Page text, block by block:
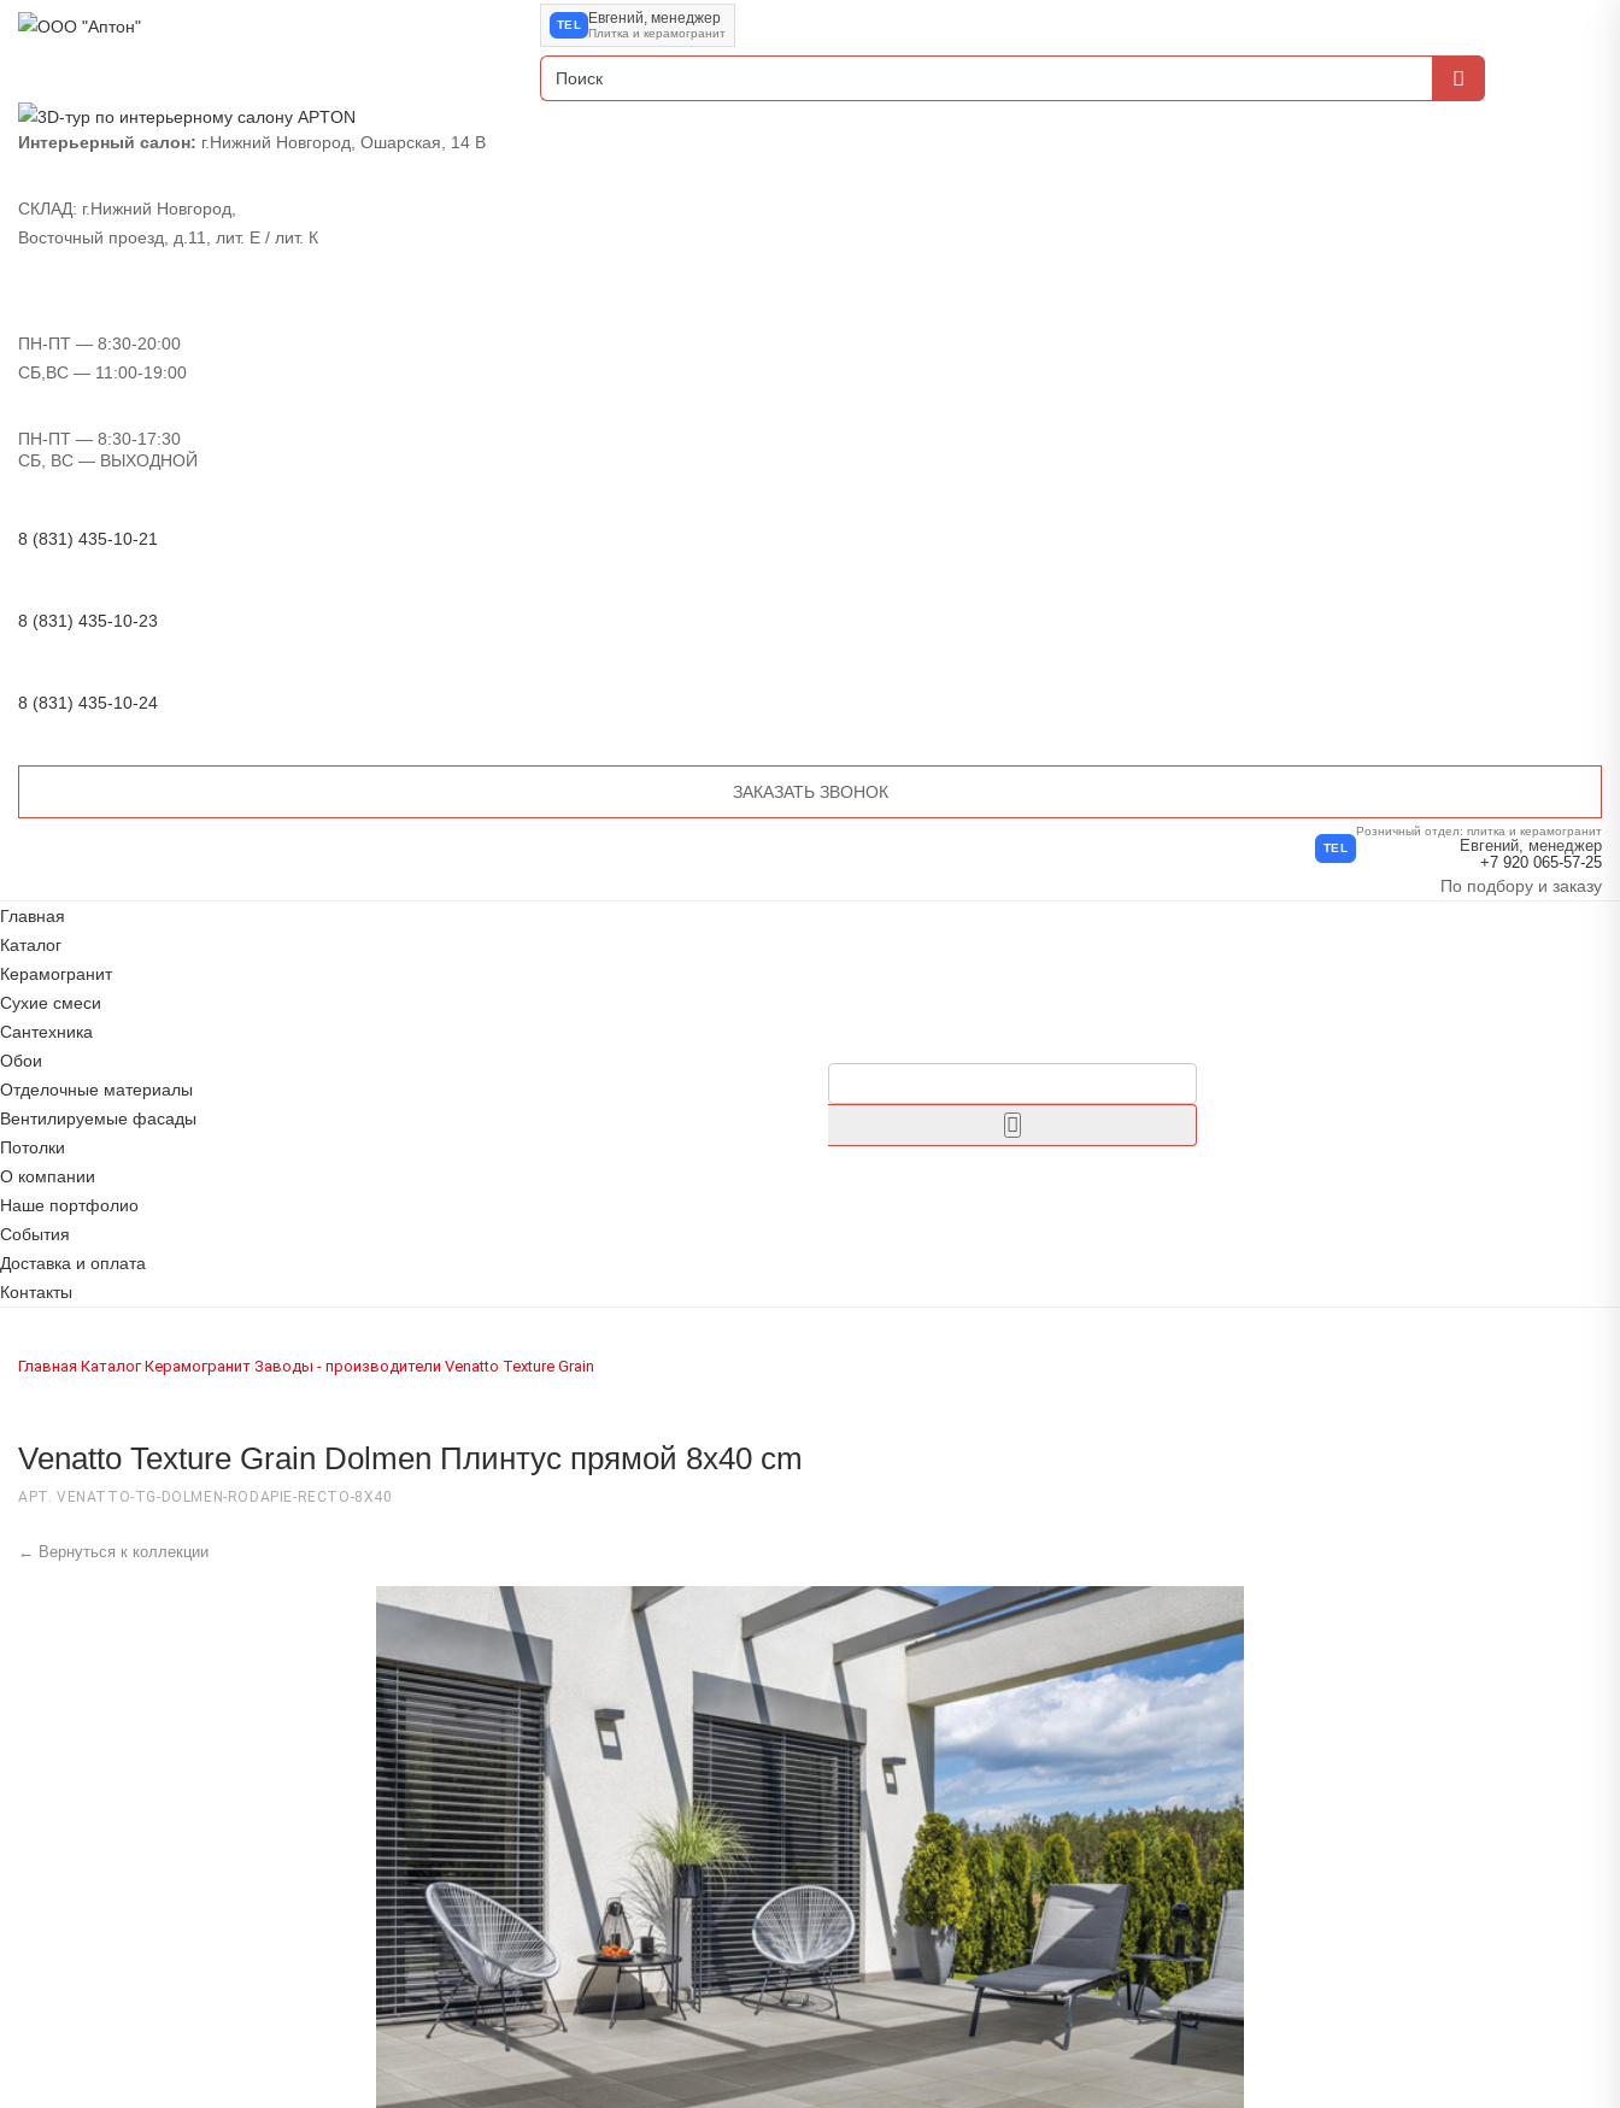
TEL Евгений, менеджер
Плитка и керамогранит
Интерьерный салон: г.Нижний Новгород, Ошарская, 14 В
СКЛАД: г.Нижний Новгород,
Восточный проезд, д.11, лит. Е / лит. К
ПН-ПТ — 8:30-20:00
СБ,ВС — 11:00-19:00
ПН-ПТ — 8:30-17:30
СБ, ВС — ВЫХОДНОЙ
8 (831) 435-10-21
8 (831) 435-10-23
8 (831) 435-10-24
ЗАКАЗАТЬ ЗВОНОК
TEL
Розничный отдел: плитка и керамогранит
Евгений, менеджер
+7 920 065-57-25
По подбору и заказу
Главная
Каталог
Керамогранит
Сухие смеси
Сантехника
Обои
Отделочные материалы
Вентилируемые фасады
Потолки
О компании
Наше портфолио
События
Доставка и оплата
Контакты
Главная›Каталог›Керамогранит›Заводы - производители›Venatto›Texture Grain
Venatto Texture Grain Dolmen Плинтус прямой 8x40 cm
АРТ. VENATTO-TG-DOLMEN-RODAPIE-RECTO-8X40
← Вернуться к коллекции